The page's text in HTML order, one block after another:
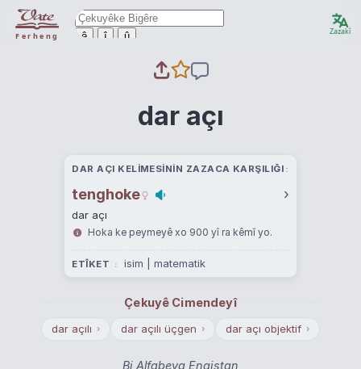
Ferheng ê î û Zazakî
dar açı
DAR AÇI KELIMESININ ZAZACA KARŞILIĞI
tenghoke ›
dar açı
Hoka ke peymeyê xo 900 yî ra kêmî yo.
ETÎKET isim | matematik
Çekuyê Cimendeyî
dar açılı › dar açılı üçgen › dar açı objektif ›
Bi Alfabeya Engiştan